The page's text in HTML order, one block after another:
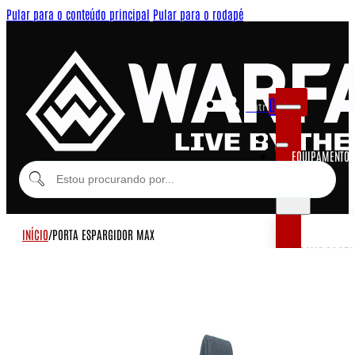
Pular para o conteúdo principal Pular para o rodapé
Entrar
0
EQUIPAMENTOS
INÍCIO/PORTA ESPARGIDOR MAX